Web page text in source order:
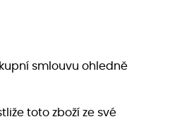
smlouvu ohledně
toto zboží ze své